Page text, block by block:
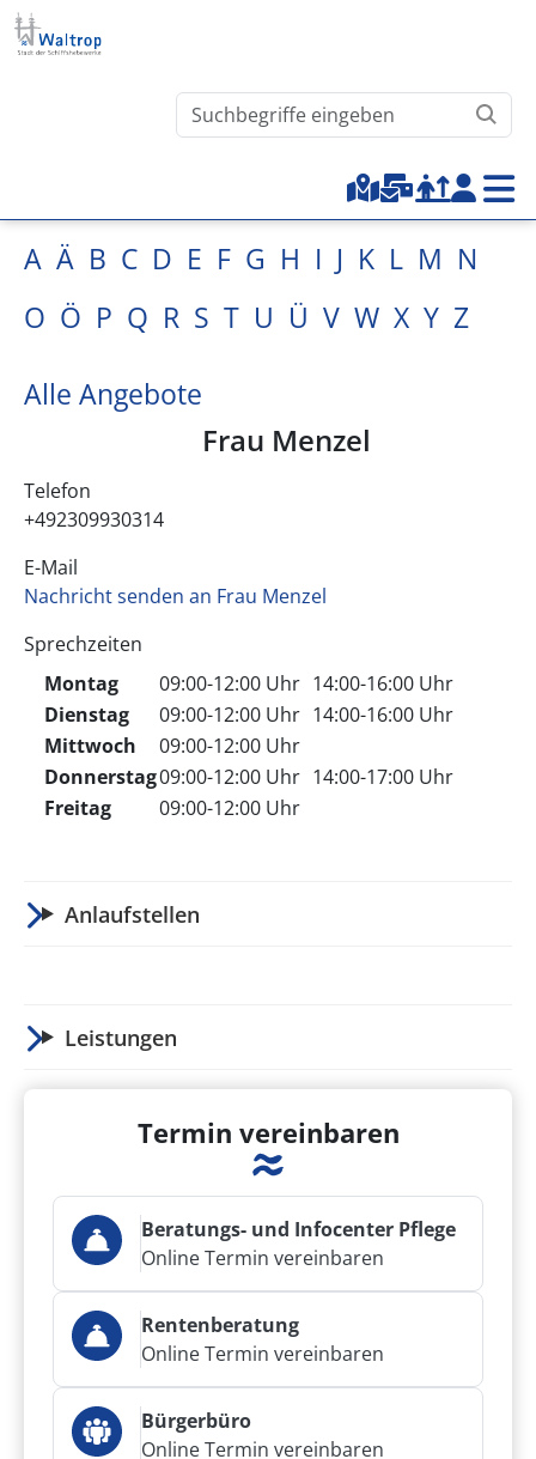
Direkt zum Inhalt
Waltrop.de durchsuchen
Top-Menu
A Ä B C D E F G H I J K L M N
O Ö P Q R S T U Ü V W X Y Z
Alle Angebote
Frau Menzel
Telefon
+492309930314
E-Mail
Nachricht senden an Frau Menzel
Sprechzeiten
Montag
09:00-12:00 Uhr 14:00-16:00 Uhr
Dienstag
09:00-12:00 Uhr 14:00-16:00 Uhr
Mittwoch
09:00-12:00 Uhr
Donnerstag09:00-12:00 Uhr 14:00-17:00 Uhr
Freitag
09:00-12:00 Uhr
Anlaufstellen
Leistungen
Termin vereinbaren
Beratungs- und Infocenter Pflege
Online Termin vereinbaren
Rentenberatung
Online Termin vereinbaren
Bürgerbüro
Online Termin vereinbaren